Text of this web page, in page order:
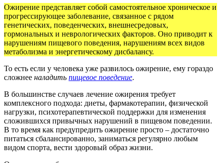
Ожирение представляет собой самостоятельное хроническое и
прогрессирующее заболевание, связанное с рядом
генетических, поведенческих, внешнесредовых,
гормональных и неврологических факторов. Оно приводит к
нарушениям пищевого поведения, нарушениям всех видов
метаболизма и энергетическому дисбалансу.
То есть если у человека уже развилось ожирение, ему гораздо
сложнее наладить пищевое поведение.
В большинстве случаев лечение ожирения требует
комплексного подхода: диеты, фармакотерапии, физической
нагрузки, психотерапевтической поддержки для изменения
сложившихся привычных нарушений в пищевом поведении.
В то время как предупредить ожирение просто – достаточно
питаться сбалансированно, заниматься регулярно любым
видом спорта, вести здоровый образ жизни.